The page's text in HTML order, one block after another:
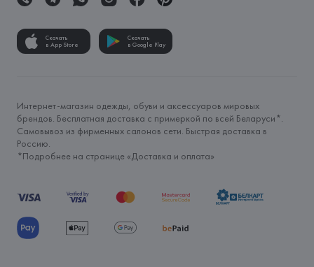
Скачать
в App Store
Скачать
в Google Play
Интернет-магазин одежды, обуви и аксессуаров мировых
брендов. Бесплатная доставка с примеркой по всей Беларуси*.
Самовывоз из фирменных салонов сети. Быстрая доставка в
Россию.
*Подробнее на странице «Доставка и оплата»